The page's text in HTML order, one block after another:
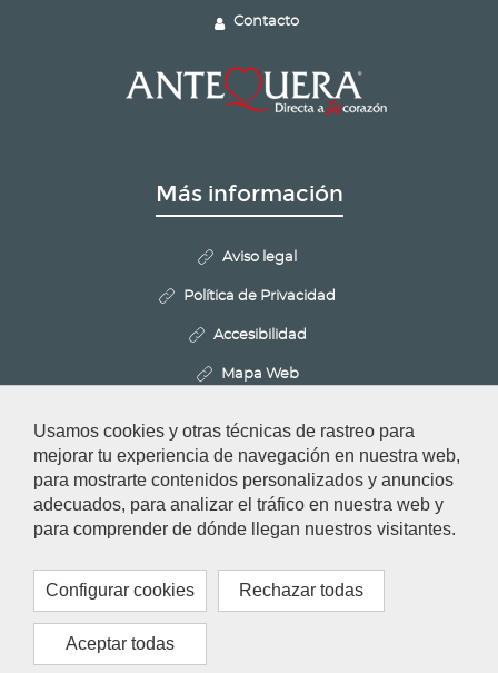
Usamos cookies y otras técnicas de rastreo para
mejorar tu experiencia de navegación en nuestra web,
para mostrarte contenidos personalizados y anuncios
adecuados, para analizar el tráfico en nuestra web y
para comprender de dónde llegan nuestros visitantes.
Configurar cookies Rechazar todas
Aceptar todas
Contacto
Más información
Aviso legal
Política de Privacidad
Accesibilidad
Mapa Web
Configurar cookies
Redes Sociales